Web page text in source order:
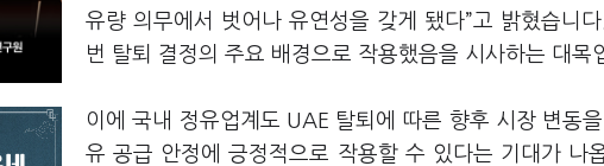
유량 의무에서 벗어나 유연성을 갖게 됐다”고 밝혔습니
번 탈퇴 결정의 주요 배경으로 작용했음을 시사하는 대목
이에 국내 정유업계도 UAE 탈퇴에 따른 향후 시장 변동
유 공급 안정에 긍정적으로 작용할 수 있다는 기대가